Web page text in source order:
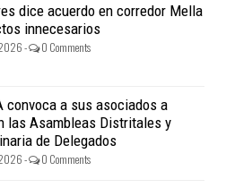
dice acuerdo en corredor Mella
innecesarios
- 0 Comments
convoca a sus asociados a
las Asambleas Distritales y
de Delegados
- 0 Comments